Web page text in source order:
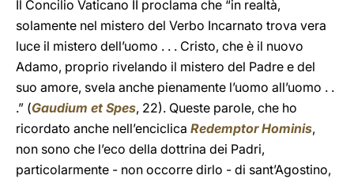
Il Concilio Vaticano II proclama che “in realtà,
solamente nel mistero del Verbo Incarnato trova vera
luce il mistero dell’uomo . . . Cristo, che è il nuovo
Adamo, proprio rivelando il mistero del Padre e del
suo amore, svela anche pienamente l’uomo all’uomo . .
.” (Gaudium et Spes, 22). Queste parole, che ho
ricordato anche nell’enciclica Redemptor Hominis,
non sono che l’eco della dottrina dei Padri,
particolarmente - non occorre dirlo - di sant’Agostino,